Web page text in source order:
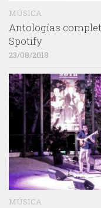
MÚSICA
Antologías
Spotify
23/08/2018
MÚSICA